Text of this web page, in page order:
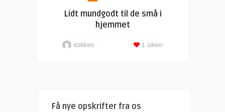
Lidt mundgodt til de små i
hjemmet
Kokken . Likes!
1
Få nye opskrifter fra os